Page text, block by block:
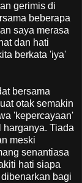
gerimis di
beberapa
saya merasa
dan hati
berkata 'iya'
bersama
otak semakin
'kepercayaan'
harganya. Tiada
meski
senantiasa
hati siapa
bagi